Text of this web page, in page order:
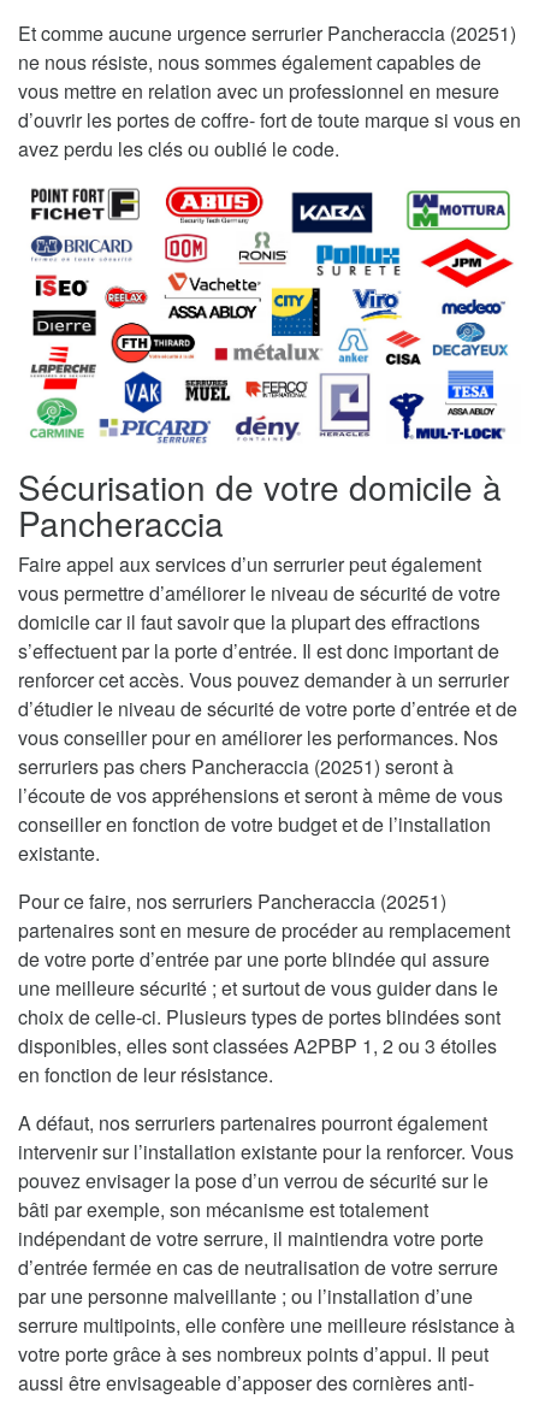
Et comme aucune urgence serrurier Pancheraccia (20251)
ne nous résiste, nous sommes également capables de
vous mettre en relation avec un professionnel en mesure
d’ouvrir les portes de coffre- fort de toute marque si vous en
avez perdu les clés ou oublié le code.
Sécurisation de votre domicile à
Pancheraccia
Faire appel aux services d’un serrurier peut également
vous permettre d’améliorer le niveau de sécurité de votre
domicile car il faut savoir que la plupart des effractions
s’effectuent par la porte d’entrée. Il est donc important de
renforcer cet accès. Vous pouvez demander à un serrurier
d’étudier le niveau de sécurité de votre porte d’entrée et de
vous conseiller pour en améliorer les performances. Nos
serruriers pas chers Pancheraccia (20251) seront à
l’écoute de vos appréhensions et seront à même de vous
conseiller en fonction de votre budget et de l’installation
existante.
Pour ce faire, nos serruriers Pancheraccia (20251)
partenaires sont en mesure de procéder au remplacement
de votre porte d’entrée par une porte blindée qui assure
une meilleure sécurité ; et surtout de vous guider dans le
choix de celle-ci. Plusieurs types de portes blindées sont
disponibles, elles sont classées A2PBP 1, 2 ou 3 étoiles
en fonction de leur résistance.
A défaut, nos serruriers partenaires pourront également
intervenir sur l’installation existante pour la renforcer. Vous
pouvez envisager la pose d’un verrou de sécurité sur le
bâti par exemple, son mécanisme est totalement
indépendant de votre serrure, il maintiendra votre porte
d’entrée fermée en cas de neutralisation de votre serrure
par une personne malveillante ; ou l’installation d’une
serrure multipoints, elle confère une meilleure résistance à
votre porte grâce à ses nombreux points d’appui. Il peut
aussi être envisageable d’apposer des cornières anti-